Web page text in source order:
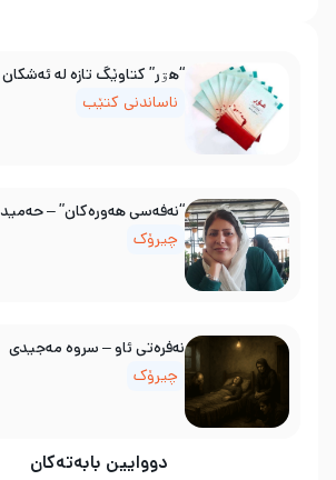
دووایین بابەتەکان
“هۊر” کتاوێگ تازە لە
ناساندنی کتێب
“نەفەسی هەورەکان” –
چیرۆک
نه‌فره‌تی ئاو – سروه‌ مه‌جیدی
چیرۆک